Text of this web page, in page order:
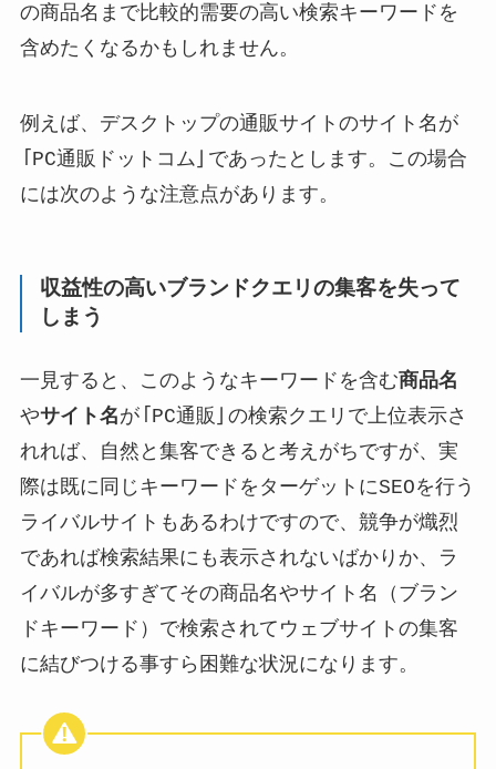
の商品名まで比較的需要の高い検索キーワードを
含めたくなるかもしれません。
例えば、デスクトップの通販サイトのサイト名が
「PC通販ドットコム」であったとします。この場合
には次のような注意点があります。
収益性の高いブランドクエリの集客を失って
しまう
一見すると、このようなキーワードを含む商品名
やサイト名が「PC通販」の検索クエリで上位表示さ
れれば、自然と集客できると考えがちですが、実
際は既に同じキーワードをターゲットにSEOを行う
ライバルサイトもあるわけですので、競争が熾烈
であれば検索結果にも表示されないばかりか、ラ
イバルが多すぎてその商品名やサイト名（ブラン
ドキーワード）で検索されてウェブサイトの集客
に結びつける事すら困難な状況になります。